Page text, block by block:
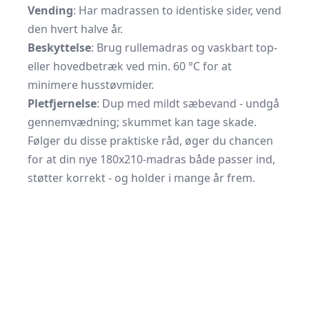
Vending: Har madrassen to identiske sider, vend
den hvert halve år.
Beskyttelse: Brug rullemadras og vaskbart top-
eller hovedbetræk ved min. 60 °C for at
minimere husstøvmider.
Pletfjernelse: Dup med mildt sæbevand - undgå
gennem­vædning; skummet kan tage skade.
Følger du disse praktiske råd, øger du chancen
for at din nye 180x210-madras både passer ind,
støtter korrekt - og holder i mange år frem.